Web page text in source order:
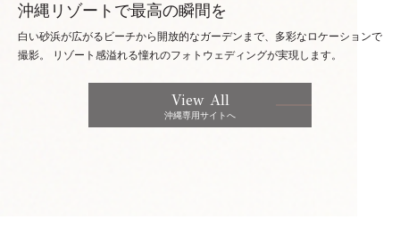
沖縄リゾートで最高の瞬間を
白い砂浜が広がるビーチから開放的なガーデンまで、多彩なロケーションで
撮影。
リゾート感溢れる憧れのフォトウェディングが実現します。
View All
沖縄専用サイトへ